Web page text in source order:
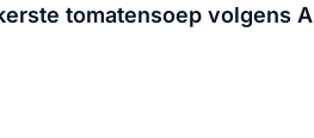
tomatensoep volgens